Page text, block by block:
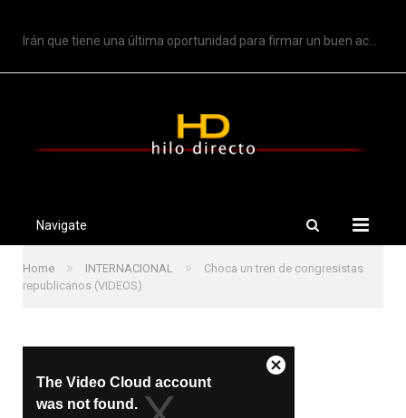
Irán que tiene una última oportunidad para firmar un buen acuerdo: Trump
Navigate
Home » INTERNACIONAL »
Choca un tren de congresistas
republicanos (VIDEOS)